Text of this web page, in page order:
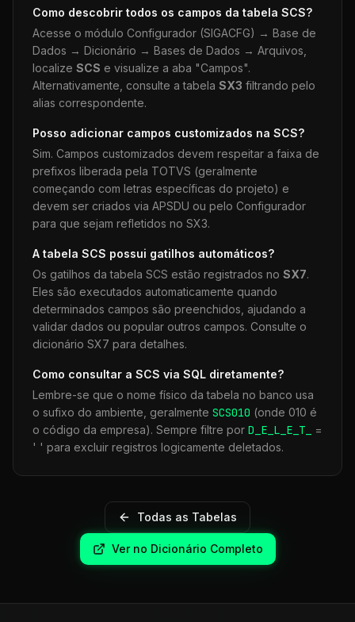
Como descobrir todos os campos da tabela SCS?
Acesse o módulo Configurador (SIGACFG) → Base de
Dados → Dicionário → Bases de Dados → Arquivos,
localize SCS e visualize a aba "Campos".
Alternativamente, consulte a tabela SX3 filtrando pelo
alias correspondente.
Posso adicionar campos customizados na SCS?
Sim. Campos customizados devem respeitar a faixa de
prefixos liberada pela TOTVS (geralmente
começando com letras específicas do projeto) e
devem ser criados via APSDU ou pelo Configurador
para que sejam refletidos no SX3.
A tabela SCS possui gatilhos automáticos?
Os gatilhos da tabela SCS estão registrados no SX7.
Eles são executados automaticamente quando
determinados campos são preenchidos, ajudando a
validar dados ou popular outros campos. Consulte o
dicionário SX7 para detalhes.
Como consultar a SCS via SQL diretamente?
Lembre-se que o nome físico da tabela no banco usa
o sufixo do ambiente, geralmente SCS010 (onde 010 é
o código da empresa). Sempre filtre por D_E_L_E_T_
=
' ' para excluir registros logicamente deletados.
Todas as Tabelas
Ver no Dicionário Completo